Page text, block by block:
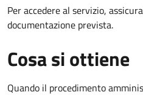
Per accedere al servizio,
documentazione prevista.
Cosa si ottiene
Quando il procedimento